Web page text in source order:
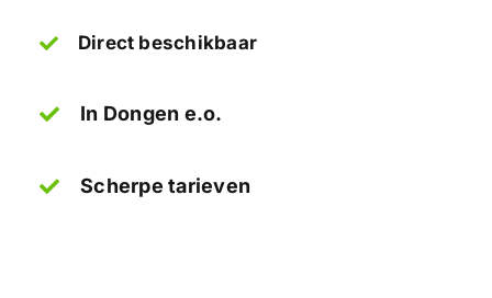
Direct beschikbaar
In Dongen e.o.
Scherpe tarieven